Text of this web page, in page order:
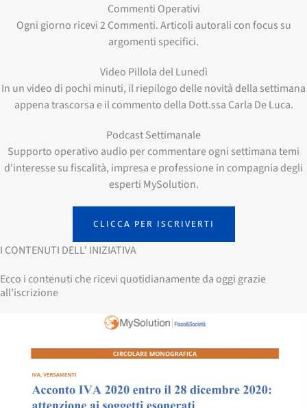
I CONTENUTI DELL' INIZIATIVA
Ecco i contenuti che ricevi quotidianamente da oggi grazie
all'iscrizione
Commenti Operativi
Ogni giorno ricevi 2 Commenti. Articoli autorali con focus su
argomenti specifici.
Video Pillola del Lunedì
In un video di pochi minuti, il riepilogo delle novità della settimana
appena trascorsa e il commento della Dott.ssa Carla De Luca.
Podcast Settimanale
Supporto operativo audio per commentare ogni settimana temi
d'interesse su fiscalità, impresa e professione in compagnia degli
esperti MySolution.
CLICCA PER ISCRIVERTI